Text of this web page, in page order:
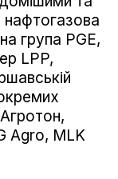
нафтогазова
група PGE,
LPP,
Agro, MLK